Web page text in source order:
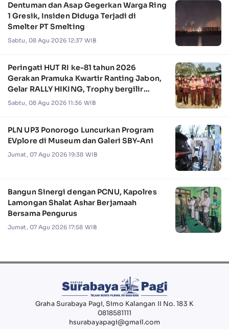
Dentuman dan Asap Gegerkan Warga Ring
1 Gresik, Insiden Diduga Terjadi di
Smelter PT Smelting
Sabtu, 08 Agu 2026 12:37 WIB
Peringati HUT RI ke-81 tahun 2026
Gerakan Pramuka Kwartir Ranting Jabon,
Gelar RALLY HIKING, Trophy bergilir
Camat Jabon
Sabtu, 08 Agu 2026 11:36 WIB
PLN UP3 Ponorogo Luncurkan Program
EVplore di Museum dan Galeri SBY-Ani
Jumat, 07 Agu 2026 19:38 WIB
Bangun Sinergi dengan PCNU, Kapolres
Lamongan Shalat Ashar Berjamaah
Bersama Pengurus
Jumat, 07 Agu 2026 17:58 WIB
Graha Surabaya Pagi, Simo Kalangan II No. 183 K
0818581111
hsurabayapagi@gmail.com